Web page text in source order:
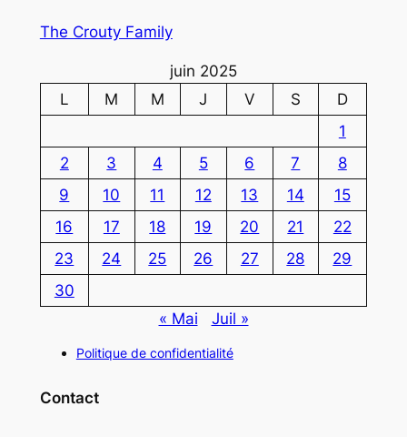
The Crouty Family
juin 2025
L
M M J V S
D
1
2
3 4 5 6 7
8
9
10 11 12 13 14
15
16
17 18 19 20 21
22
23
24 25 26 27 28
29
30
« Mai
Juil »
Politique de confidentialité
Contact